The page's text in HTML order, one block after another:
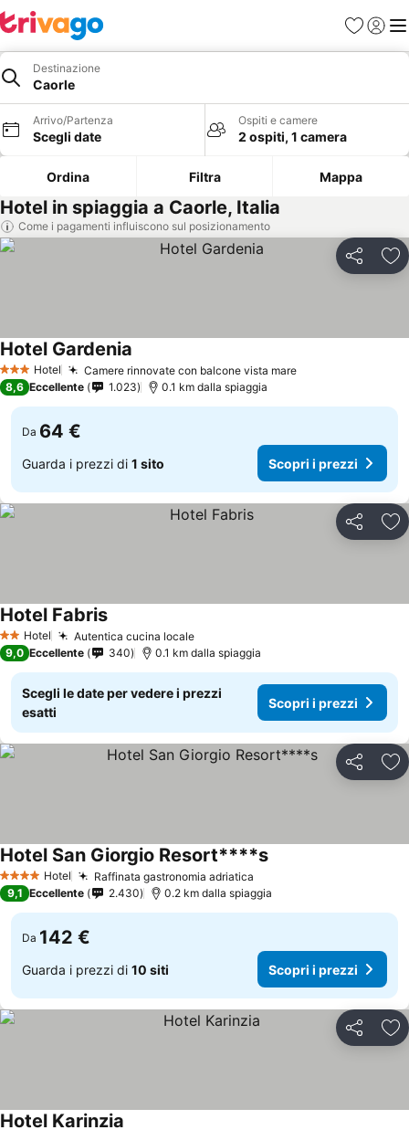
PreferitiAccedi
Destinazione
Caorle
Arrivo/Partenza
Scegli date
Ospiti e camere
2 ospiti, 1 camera
Ordina Filtra Mappa
Hotel in spiaggia a Caorle, Italia
Come i pagamenti influiscono sul posizionamento
Condividi
3 StelleHotel Camere rinnovate con balcone vista mare
Hotel Gardenia
8,6 Eccellente 1.023 0.1 km dalla spiaggia
Da 64 €
Guarda i prezzi di 1 sito Scopri i prezzi
Condividi
2 StelleHotel Autentica cucina locale
Hotel Fabris
9,0 Eccellente 340 0.1 km dalla spiaggia
Scegli le date per vedere i prezzi
esatti
Scopri i prezzi
Condividi
4 Stelle Hotel Raffinata gastronomia adriatica
Hotel San Giorgio Resort****s
9,1 Eccellente 2.430 0.2 km dalla spiaggia
Da 142 €
Guarda i prezzi di 10 siti Scopri i prezzi
Condividi
Hotel Karinzia